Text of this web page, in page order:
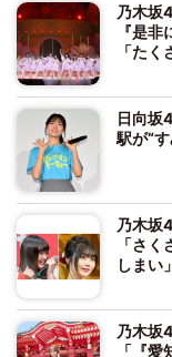
乃木坂
『是
「た
日向坂
駅が“
乃木坂
「さ
しまい」
乃木坂
「『